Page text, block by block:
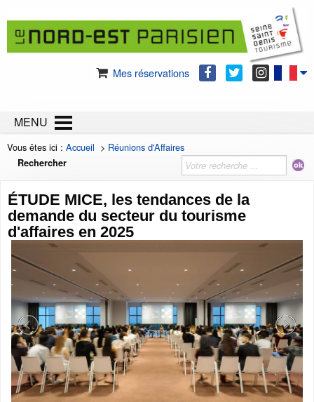
Mes réservations
MENU
Vous êtes ici : Accueil > Réunions d'Affaires
Rechercher
ÉTUDE MICE, les tendances de la
demande du secteur du tourisme
d'affaires en 2025